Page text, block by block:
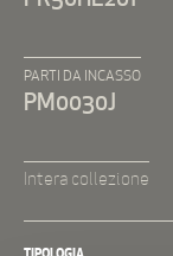
PARTI DA INCASSO
PM0030J
Intera collezione